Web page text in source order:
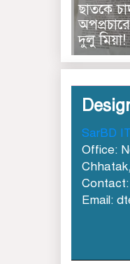
ছাত‌কে
দুলু‌ মিয়া!
SarBD
Office:
Contact:
Email: